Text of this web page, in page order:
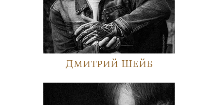
Дмитрий Шейб